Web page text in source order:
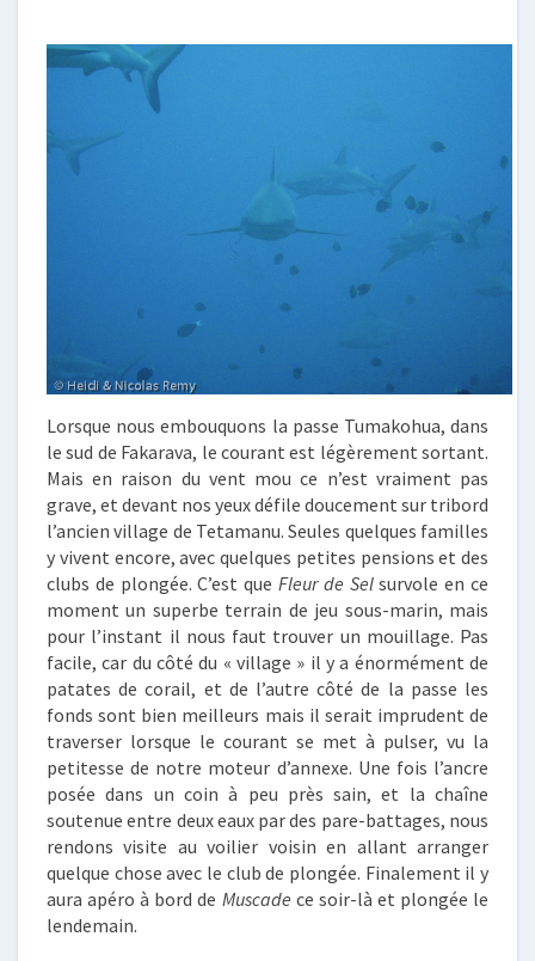
Lorsque nous embouquons la passe Tumakohua, dans
le sud de Fakarava, le courant est légèrement sortant.
Mais en raison du vent mou ce n’est vraiment pas
grave, et devant nos yeux défile doucement sur tribord
l’ancien village de Tetamanu. Seules quelques familles
y vivent encore, avec quelques petites pensions et des
clubs de plongée. C’est que Fleur de Selsurvole en ce
moment un superbe terrain de jeu sous-marin, mais
pour l’instant il nous faut trouver un mouillage. Pas
facile, car du côté du « village » il y a énormément de
patates de corail, et de l’autre côté de la passe les
fonds sont bien meilleurs mais il serait imprudent de
traverser lorsque le courant se met à pulser, vu la
petitesse de notre moteur d’annexe. Une fois l’ancre
posée dans un coin à peu près sain, et la chaîne
soutenue entre deux eaux par des pare-battages, nous
rendons visite au voilier voisin en allant arranger
quelque chose avec le club de plongée. Finalement il y
aura apéro à bord de Muscade ce soir-là et plongée le
lendemain.